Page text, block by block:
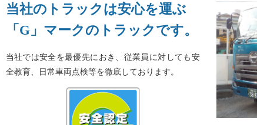
当社のトラックは安心を運ぶ
「G」マークのトラックです。
当社では安全を最優先におき、従業員に対しても安
全教育、日常車両点検等を徹底しております。